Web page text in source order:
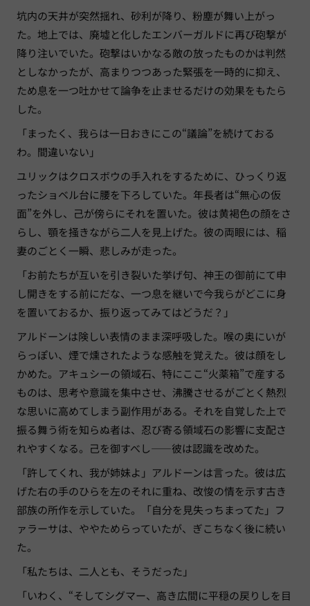
坑内の天井が突然揺れ、砂利が降り、粉塵が舞い上がっ
た。地上では、廃墟と化したエンバーガルドに再び砲撃が
降り注いでいた。砲撃はいかなる敵の放ったものかは判然
としなかったが、高まりつつあった緊張を一時的に抑え、
ため息を一つ吐かせて論争を止ませるだけの効果をもたら
した。
「まったく、我らは一日おきにこの“議論”を続けておる
わ。間違いない」
ユリックはクロスボウの手入れをするために、ひっくり返
ったショベル台に腰を下ろしていた。年長者は“無心の仮
面”を外し、己が傍らにそれを置いた。彼は黄褐色の顔をさ
らし、顎を掻きながら二人を見上げた。彼の両眼には、稲
妻のごとく一瞬、悲しみが走った。
「お前たちが互いを引き裂いた挙げ句、神王の御前にて申
し開きをする前にだな、一つ息を継いで今我らがどこに身
を置いておるか、振り返ってみてはどうだ？」
アルドーンは険しい表情のまま深呼吸した。喉の奥にいが
らっぽい、煙で燻されたような感触を覚えた。彼は顔をし
かめた。アキュシーの領域石、特にここ“火薬箱”で産する
ものは、思考や意識を集中させ、沸騰させるがごとく熱烈
な思いに高めてしまう副作用がある。それを自覚した上で
振る舞う術を知らぬ者は、忍び寄る領域石の影響に支配さ
れやすくなる。己を御すべし——彼は認識を改めた。
「許してくれ、我が姉妹よ」アルドーンは言った。彼は広
げた右の手のひらを左のそれに重ね、改悛の情を示す古き
部族の所作を示していた。「自分を見失っちまってた」フ
ァラーサは、ややためらっていたが、ぎこちなく後に続い
た。
「私たちは、二人とも、そうだった」
「いわく、“そしてシグマー、高き広間に平穏の戻りしを目